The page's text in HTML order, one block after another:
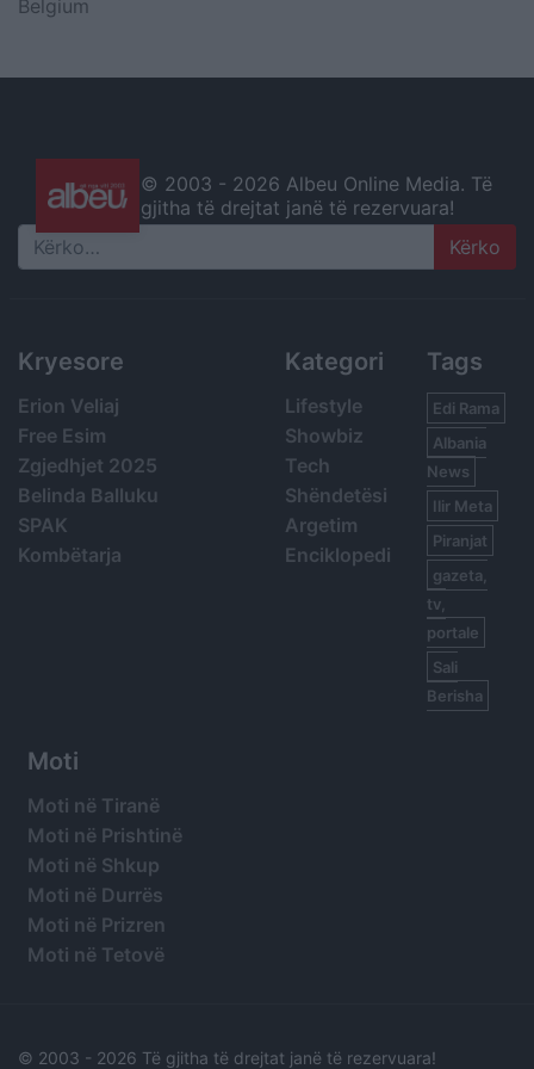
Belgium
© 2003 - 2026 Albeu Online Media. Të
gjitha të drejtat janë të rezervuara!
Search
Kryesore
Erion Veliaj
Free Esim
Zgjedhjet 2025
Belinda Balluku
SPAK
Kombëtarja
Kategori
Lifestyle
Showbiz
Tech
Shëndetësi
Argetim
Enciklopedi
Tags
Edi Rama
Albania
News
Ilir Meta
Piranjat
gazeta,
tv,
portale
Sali
Berisha
Moti
Moti në Tiranë
Moti në Prishtinë
Moti në Shkup
Moti në Durrës
Moti në Prizren
Moti në Tetovë
© 2003 - 2026 Të gjitha të drejtat janë të rezervuara!